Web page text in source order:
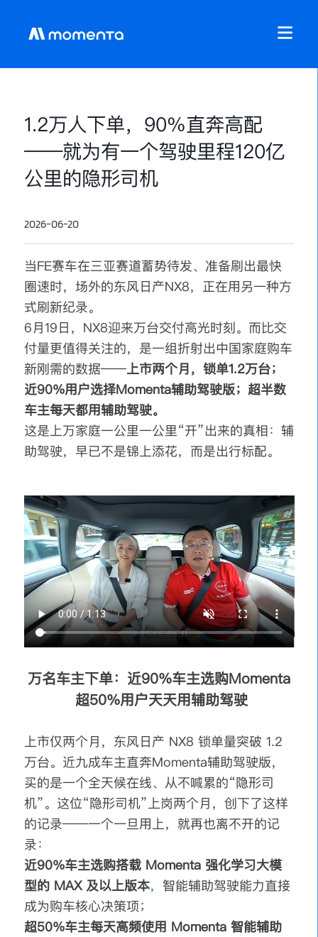
1.2万人下单，90%直奔高配
——就为有一个驾驶里程120亿
公里的隐形司机
2026-06-20
当FE赛车在三亚赛道蓄势待发、准备刷出最快
圈速时，场外的东风日产NX8，正在用另一种方
式刷新纪录。
6月19日，NX8迎来万台交付高光时刻。而比交
付量更值得关注的，是一组折射出中国家庭购车
新刚需的数据——上市两个月，锁单1.2万台；
近90%用户选择Momenta辅助驾驶版；超半数
车主每天都用辅助驾驶。
这是上万家庭一公里一公里“开”出来的真相：辅
助驾驶，早已不是锦上添花，而是出行标配。
万名车主下单：近90%车主选购Momenta
超50%用户天天用辅助驾驶
上市仅两个月，东风日产 NX8 锁单量突破 1.2
万台。近九成车主直奔Momenta辅助驾驶版，
买的是一个全天候在线、从不喊累的“隐形司
机”。这位“隐形司机”上岗两个月，创下了这样
的记录——一个一旦用上，就再也离不开的记
录：
近90%车主选购搭载 Momenta 强化学习大模
型的 MAX 及以上版本， 智能辅助驾驶能力直接
成为购车核心决策项；
超50%车主每天高频使用 Momenta 智能辅助